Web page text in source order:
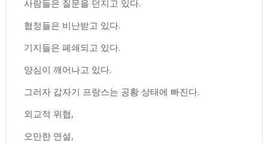
사람들은 질문을 던지고 있다.
협정들은 비난받고 있다.
기지들은 폐쇄되고 있다.
양심이 깨어나고 있다.
그러자 갑자기 프랑스는 공황 상태에 빠진다.
외교적 위협,
오만한 연설,